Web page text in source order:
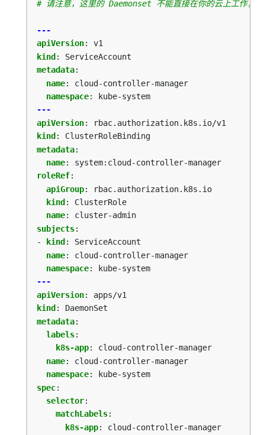
# 请注意，这里的 Daemonset 不能直接在你的云上工作，
---
apiVersion:
v1
kind :
ServiceAccount
metadata:
name:
cloud-controller-manager
namespace:
kube-system
---
apiVersion:
rbac.authorization.k8s.io/v1
kind :
ClusterRoleBinding
metadata:
name:
system:cloud-controller-manager
roleRef:
apiGroup:
rbac.authorization.k8s.io
kind :
ClusterRole
name:
cluster-admin
subjects:
-
kind :
ServiceAccount
name:
cloud-controller-manager
namespace:
kube-system
---
apiVersion:
apps/v1
kind :
DaemonSet
metadata:
labels:
k8s-app:
cloud-controller-manager
name:
cloud-controller-manager
namespace:
kube-system
spec:
selector:
matchLabels:
k8s-app:
cloud-controller-manager